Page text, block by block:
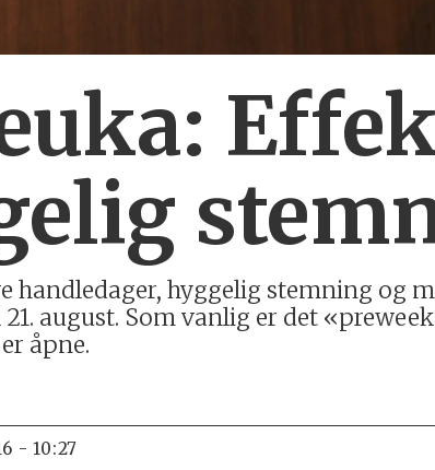
handledager, hyggelig stemning og
august. Som vanlig er det
åpne.
- 10:27